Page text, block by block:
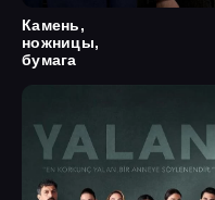
Камень,
ножницы,
бумага